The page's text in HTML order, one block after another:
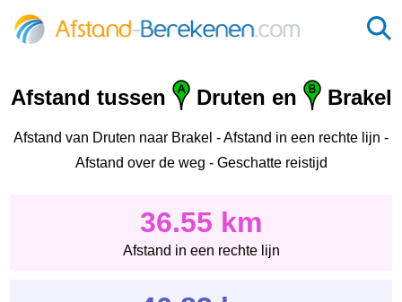
Afstand tussen Druten en Brakel
Afstand van Druten naar Brakel - Afstand in een rechte lijn -
Afstand over de weg - Geschatte reistijd
36.55 km
Afstand in een rechte lijn